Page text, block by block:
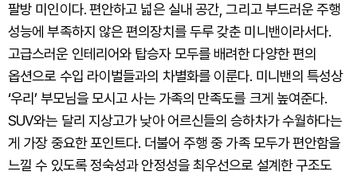
팔방 미인이다. 편안하고 넓은 실내 공간, 그리고 부드러운 주행
성능에 부족하지 않은 편의장치를 두루 갖춘 미니밴이라서다.
고급스러운 인테리어와 탑승자 모두를 배려한 다양한 편의
옵션으로 수입 라이벌들과의 차별화를 이룬다. 미니밴의 특성상
‘우리’ 부모님을 모시고 사는 가족의 만족도를 크게 높여준다.
SUV와는 달리 지상고가 낮아 어르신들의 승하차가 수월하다는
게 가장 중요한 포인트다. 더불어 주행 중 가족 모두가 편안함을
느낄 수 있도록 정숙성과 안정성을 최우선으로 설계한 구조도